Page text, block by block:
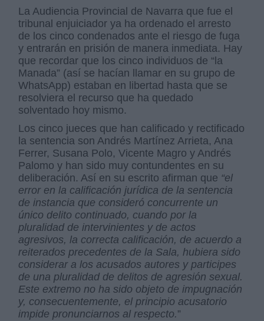
La Audiencia Provincial de Navarra que fue el
tribunal enjuiciador ya ha ordenado el arresto
de los cinco condenados ante el riesgo de fuga
y entrarán en prisión de manera inmediata. Hay
que recordar que los cinco individuos de “la
Manada” (así se hacían llamar en su grupo de
WhatsApp) estaban en libertad hasta que se
resolviera el recurso que ha quedado
solventado hoy mismo.
Los cinco jueces que han calificado y rectificado
la sentencia son Andrés Martínez Arrieta, Ana
Ferrer, Susana Polo, Vicente Magro y Andrés
Palomo y han sido muy contundentes en su
deliberación. Así en su escrito afirman que “el
error en la calificación jurídica de la sentencia
de instancia que consideró concurrente un
único delito continuado, cuando por la
pluralidad de intervinientes y de actos
agresivos, la correcta calificación, de acuerdo a
reiterados precedentes de la Sala, hubiera sido
considerar a los acusados autores y participes
de una pluralidad de delitos de agresión sexual.
Este extremo no ha sido objeto de impugnación
y, consecuentemente, el principio acusatorio
impide pronunciarnos al respecto.”